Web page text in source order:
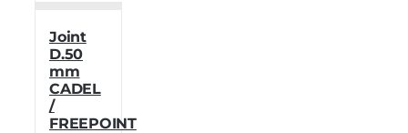
Joint
D.50
mm
CADEL
/
FREEPOINT